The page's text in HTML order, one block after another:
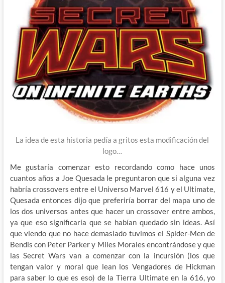
La idea de esta historia pedía a gritos esta modificación del
logo…
Me gustaría comenzar esto recordando como hace unos
cuantos años a Joe Quesada le preguntaron que si alguna vez
habría crossovers entre el Universo Marvel 616 y el Ultimate,
Quesada entonces dijo que preferiría borrar del mapa uno de
los dos universos antes que hacer un crossover entre ambos,
ya que eso significaría que se habían quedado sin ideas. Así
que viendo que no hace demasiado tuvimos el Spider-Men de
Bendis con Peter Parker y Miles Morales encontrándose y que
las Secret Wars van a comenzar con la incursión (los que
tengan valor y moral que lean los Vengadores de Hickman
para saber lo que es eso) de la Tierra Ultimate en la 616, yo